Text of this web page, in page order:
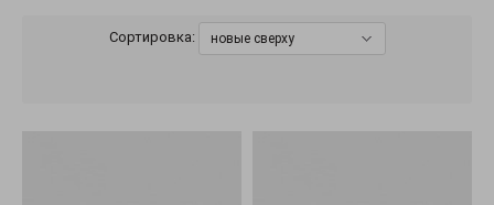
Сортировка: новые сверху